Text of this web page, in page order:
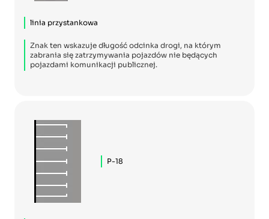
linia przystankowa
Znak ten wskazuje długość odcinka drogi, na którym
zabrania się zatrzymywania pojazdów nie będących
pojazdami komunikacji publicznej.
P-18